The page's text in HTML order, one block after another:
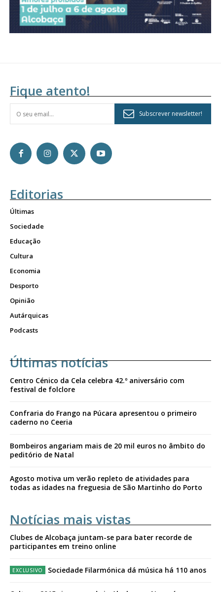
Fique atento!
Subscrever newsletter!
Editorias
Últimas
Sociedade
Educação
Cultura
Economia
Desporto
Opinião
Autárquicas
Podcasts
Últimas notícias
Centro Cénico da Cela celebra 42.º aniversário com
festival de folclore
Confraria do Frango na Púcara apresentou o primeiro
caderno no Ceeria
Bombeiros angariam mais de 20 mil euros no âmbito do
peditório de Natal
Agosto motiva um verão repleto de atividades para
todas as idades na freguesia de São Martinho do Porto
Notícias mais vistas
Clubes de Alcobaça juntam-se para bater recorde de
participantes em treino online
Sociedade Filarmónica dá música há 110 anos